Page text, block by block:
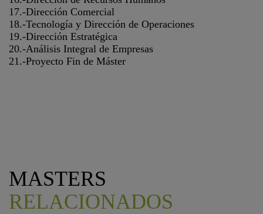
17.-Dirección Comercial
18.-Tecnología y Dirección de Operaciones
19.-Dirección Estratégica
20.-Análisis Integral de Empresas
21.-Proyecto Fin de Máster
MASTERS
RELACIONADOS